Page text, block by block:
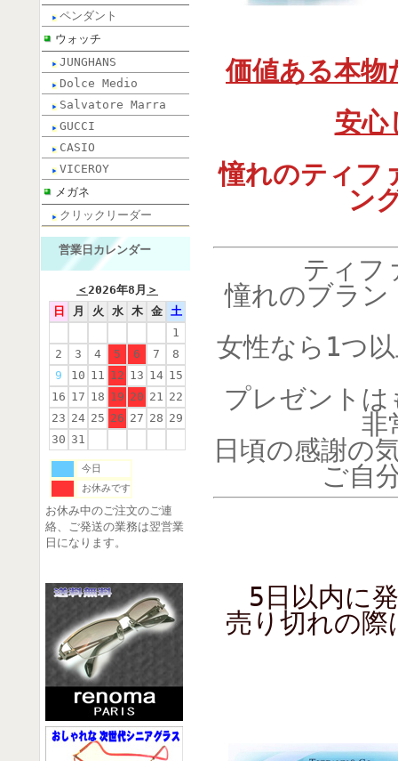
ペンダント
ウォッチ
JUNGHANS
Dolce Medio
Salvatore Marra
GUCCI
CASIO
VICEROY
メガネ
クリックリーダー
営業日カレンダー
＜2026年8月 ＞
日
月 火 水 木 金
土
1
2
3 4 5 6 7
8
9
10 11 12 13 14 15
16 17 18 19 20 21 22
23 24 25 26 27 28 29
30 31
今日
お休みです
お休み中のご注文のご連
絡、ご発送の業務は翌営業
日になります。
価値ある本
安心
憧れのティフ
ン
ティフ
憧れのブラン
女性なら1つ
プレゼント
非
日頃の感謝の
ご自
5日以内に
売り切れの